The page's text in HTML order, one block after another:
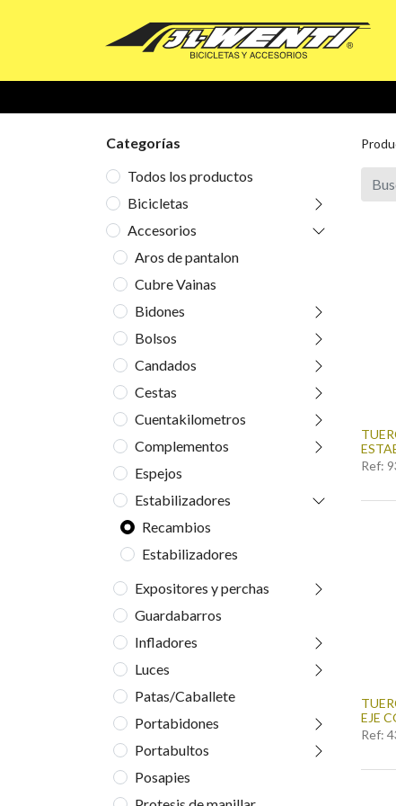
Categorías
Todos los productos
Bicicletas
Accesorios
Aros de pantalon
Cubre Vainas
Bidones
Bolsos
Candados
Cestas
Cuentakilometros
Complementos
Espejos
Estabilizadores
Recambios
Estabilizadores
Expositores y perchas
Guardabarros
Infladores
Luces
Patas/Caballete
Portabidones
Portabultos
Posapies
Ref:
EJE
Ref: